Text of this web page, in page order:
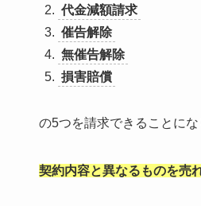
代金減額請求
催告解除
無催告解除
損害賠償
の5つを請求できることに
契約内容と異なるものを売